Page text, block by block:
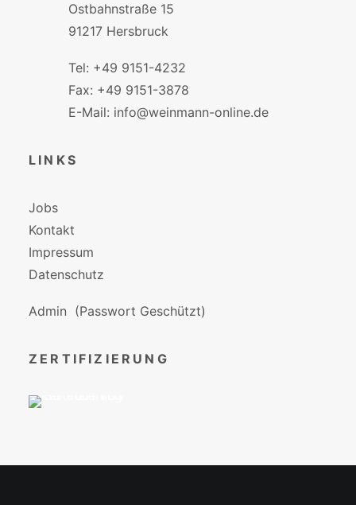
Ostbahnstraße 15
91217 Hersbruck
Tel: +49 9151-4232
Fax: +49 9151-3878
E-Mail: info@weinmann-online.de
LINKS
Jobs
Kontakt
Impressum
Datenschutz
Admin (Passwort Geschützt)
ZERTIFIZIERUNG